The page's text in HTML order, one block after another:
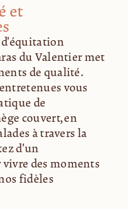
et
d'équitation
du Valentier met
de qualité.
vous
de
couvert, en
à travers la
d'un
des moments
fidèles